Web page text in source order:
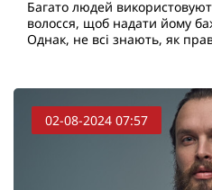
Багато людей
волосся, щоб надати йому
Однак, не всі знають, як
02-08-2024 07:57